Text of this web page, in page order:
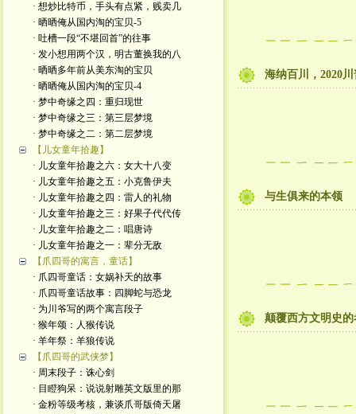
· 想炒比特币，手头有点紧，贱卖几
· 晒晒俺从国内淘的宝贝-5
· 吐槽一段“不堪回首”的往事
· 发小想用两个汉，明古董换我的八
· 晒晒多年前从美东淘的宝贝
· 晒晒俺从国内淘的宝贝-4
· 梦中奇缘之四：重归现世
· 梦中奇缘之三：第三层梦境
· 梦中奇缘之二：第二层梦境
【儿女童年拾趣】
· 儿女童年拾趣之六：女大十八变
· 儿女童年拾趣之五：小克鲁伊夫
· 儿女童年拾趣之四：雷人的礼物
· 儿女童年拾趣之三：好果子代代传
· 儿女童年拾趣之二：唱唐诗
· 儿女童年拾趣之一：辈分无敌
【爪四哥的寓言，童话】
· 爪四哥童话：女娲补天的故事
· 爪四哥童话故事：四脚蛇与恐龙
· 为川爷写的两个寓言段子
· 猴年颂：人猴传说
· 羊年祭：羊狼传说
【爪四哥的武侠梦】
· 周末段子：诛心剑
· 目瞪狗呆：说说射雕英文版里的那
· 金粉等级考核，兼谈爪哥版倚天屠
海纳百川，2020
与生俱来的本领
颠覆西方文明史